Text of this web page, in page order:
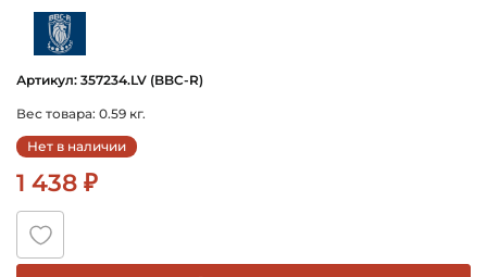
Артикул: 357234.LV (BBC-R)
Вес товара: 0.59 кг.
Нет в наличии
1 438 ₽